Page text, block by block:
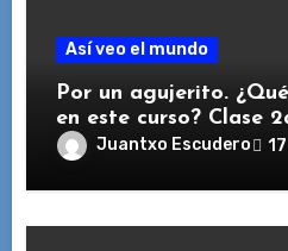
Así veo el mundo
Por un agujerito.
en este curso? Clase
/ 2024Juantxo Escudero